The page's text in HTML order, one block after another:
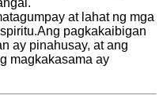
at lahat ng mga
pagkakaibigan
ay pinahusay, at ang
magkakasama ay